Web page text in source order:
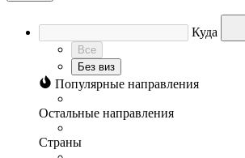
Куда
Все
Без виз
Популярные направления
Остальные направления
Страны